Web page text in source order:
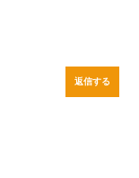
返信する